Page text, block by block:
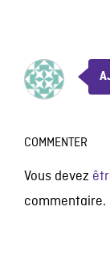
COMMENTER
Vous devez
commentaire.